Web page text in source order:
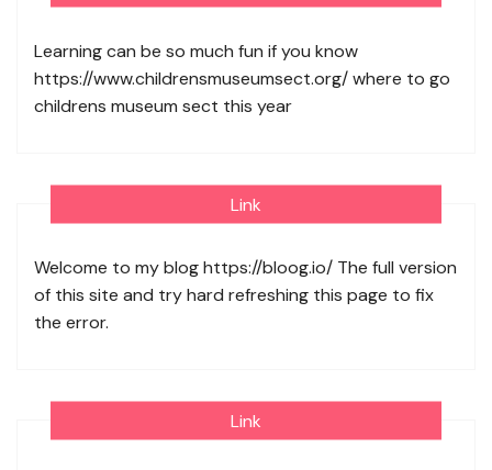
Learning can be so much fun if you know
https://www.childrensmuseumsect.org/where to go
childrens museum sect this year
Link
Welcome to my bloghttps://bloog.io/ The full version
of this site and try hard refreshing this page to fix
the error.
Link